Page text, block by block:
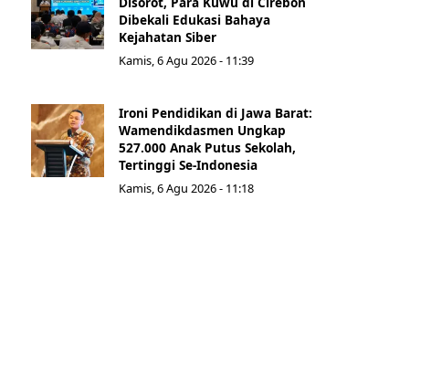
Dibekali Edukasi Bahaya
Kejahatan Siber
Kamis, 6 Agu 2026 - 11:39
Ironi Pendidikan di Jawa Barat:
Wamendikdasmen Ungkap
527.000 Anak Putus Sekolah,
Tertinggi Se-Indonesia
Kamis, 6 Agu 2026 - 11:18